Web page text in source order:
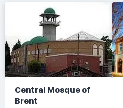
Central Mosque of
Brent